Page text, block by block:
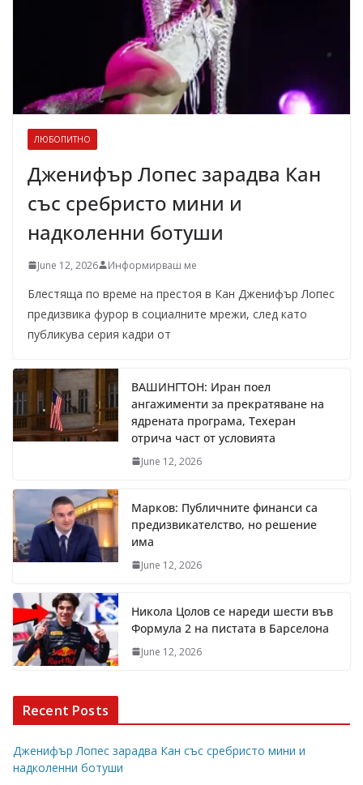
ЛЮБОПИТНО
Дженифър Лопес зарадва Кан
със сребристо мини и
надколенни ботуши
June 12, 2026 Информирваш ме
Блестяща по време на престоя в Кан Дженифър Лопес
предизвика фурор в социалните мрежи, след като
публикува серия кадри от
ВАШИНГТОН: Иран поел
ангажименти за прекратяване на
ядрената програма, Техеран
отрича част от условията
June 12, 2026
Марков: Публичните финанси са
предизвикателство, но решение
има
June 12, 2026
Никола Цолов се нареди шести във
Формула 2 на пистата в Барселона
June 12, 2026
Recent Posts
Дженифър Лопес зарадва Кан със сребристо мини и
надколенни ботуши